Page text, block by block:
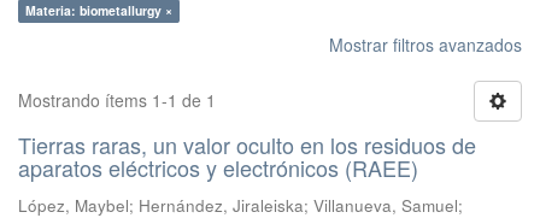
Materia: biometallurgy ×
Mostrar filtros avanzados
Mostrando ítems 1-1 de 1
Tierras raras, un valor oculto en los residuos de
aparatos eléctricos y electrónicos (RAEE)
López, Maybel; Hernández, Jiraleiska; Villanueva, Samuel;